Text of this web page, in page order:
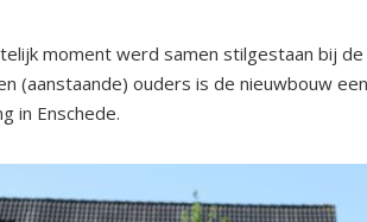
moment werd samen stilgestaan bij
(aanstaande) ouders is de nieuwbouw
in Enschede.